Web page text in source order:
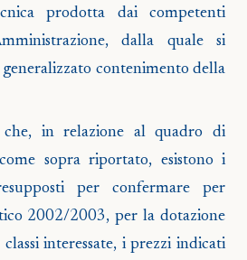
prodotta dai competenti
dalla quale si
contenimento della
in relazione al quadro di
sopra riportato, esistono i
per confermare per
2002/2003, per la dotazione
interessate, i prezzi indicati